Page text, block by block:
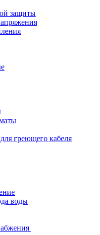
защиты
греющего кабеля
воды